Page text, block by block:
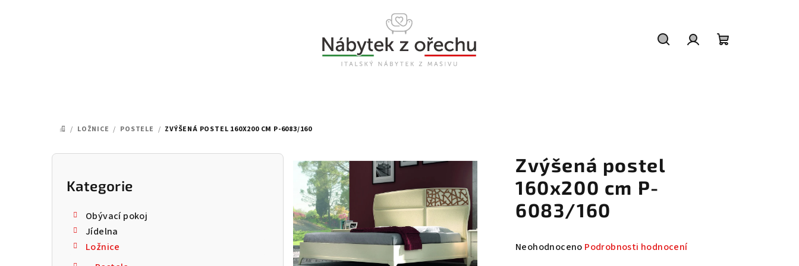
DOMŮ
/ LOŽNICE / POSTELE / ZVÝŠENÁ POSTEL 160X200 CM P-6083/160
P
Přeskočit
kategorie
Kategorie
Obývací pokoj
Jídelna
Ložnice
Zvýšená postel
160x200 cm P-
6083/160
Průměrné
Neohodnoceno Podrobnosti hodnocení